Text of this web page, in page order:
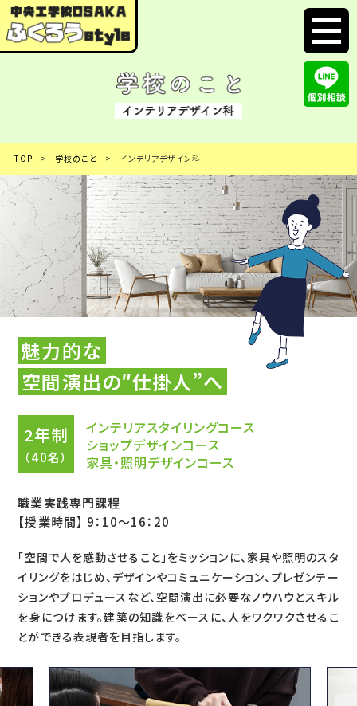
t
g
g
l
e
g
a
t
i
o
n
TOP 学校のこと インテリアデザイン科
魅力的な
空間演出の″仕掛人”へ
2年制
（40名）
インテリアスタイリングコース
ショップデザインコース
家具・照明デザインコース
職業実践専門課程
【授業時間】 9：10～16：20
「空間で人を感動させること」をミッションに、家具や照明のスタ
イリングをはじめ、デザインやコミュニケーション、プレゼンテー
ションやプロデュースなど、空間演出に必要なノウハウとスキル
を身につけます。建築の知識をベースに、人をワクワクさせるこ
とができる表現者を目指します。